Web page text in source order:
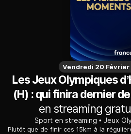
Vendredi 20 Février
Les Jeux Olympiques
(H) : qui finira dernier
en streaming
Sport en streaming Jeux